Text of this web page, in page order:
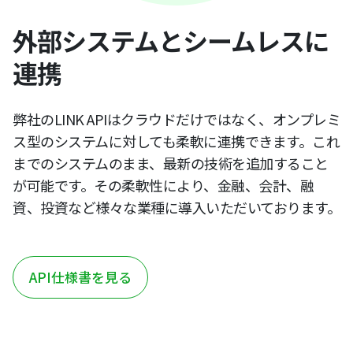
外部システムとシームレスに
連携
弊社のLINK APIはクラウドだけではなく、オンプレミ
ス型のシステムに対しても柔軟に連携できます。これ
までのシステムのまま、最新の技術を追加すること
が可能です。その柔軟性により、金融、会計、融
資、投資など様々な業種に導入いただいております。
API仕様書を見る